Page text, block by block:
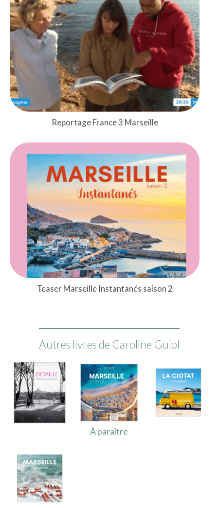
Reportage France 3 Marseille
Teaser Marseille Instantanés saison 2
Autres livres de Caroline Guiol
À paraître